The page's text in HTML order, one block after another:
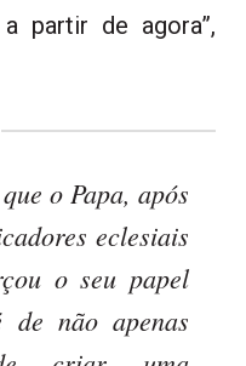
partir de agora”,
o Papa, após
eclesiais
o seu papel
de não apenas